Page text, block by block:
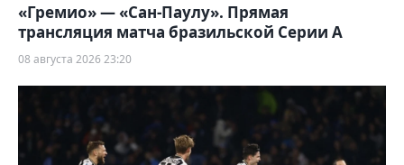
«Гремио» — «Сан-Паулу». Прямая
трансляция матча бразильской Серии А
08 августа 2026 23:20